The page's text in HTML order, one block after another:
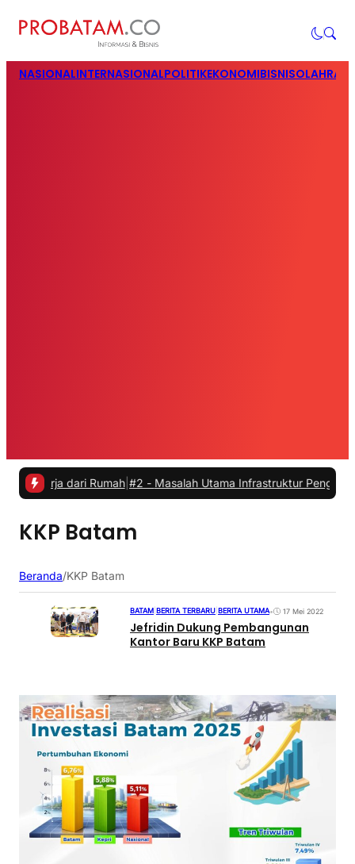
NASIONALINTERNASIONALPOLITIKEKONOMIBISNIS
dari Rumah |#2 -Masalah Utama Infrastruktur Pengisian
KKP Batam
Beranda/KKP Batam
BATAM BERITA TERBARU BERITA UTAMA• 17 Mei 2022
Jefridin Dukung Pembangunan
Kantor Baru KKP Batam